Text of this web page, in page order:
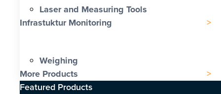
Laser and Measuring Tools
Infrastuktur Monitoring
Weighing
More Products
Featured Products​